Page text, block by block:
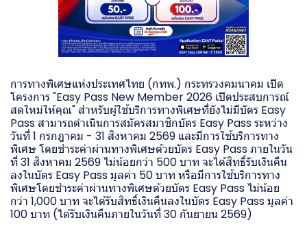
การทางพิเศษแห่งประเทศไทย (กทพ.) กระทรวงคมนาคม เปิด
โครงการ "Easy Pass New Member 2026 เปิดประสบการณ์
สดใหม่ให้คุณ" สำหรับผู้ใช้บริการทางพิเศษที่ยังไม่มีบัตร Easy
Pass สามารถดำเนินการสมัครสมาชิกบัตร Easy Pass ระหว่าง
วันที่ 1 กรกฎาคม - 31 สิงหาคม 2569 และมีการใช้บริการทาง
พิเศษ โดยชำระค่าผ่านทางพิเศษด้วยบัตร Easy Pass ภายในวัน
ที่ 31 สิงหาคม 2569 ไม่น้อยกว่า 500 บาท จะได้สิทธิ์รับเงินคืน
ลงในบัตร Easy Pass มูลค่า 50 บาท หรือมีการใช้บริการทาง
พิเศษโดยชำระค่าผ่านทางพิเศษด้วยบัตร Easy Pass ไม่น้อย
กว่า 1,000 บาท จะได้รับสิทธิ์เงินคืนลงในบัตร Easy Pass มูลค่า
100 บาท (ได้รับเงินคืนภายในวันที่ 30 กันยายน 2569)